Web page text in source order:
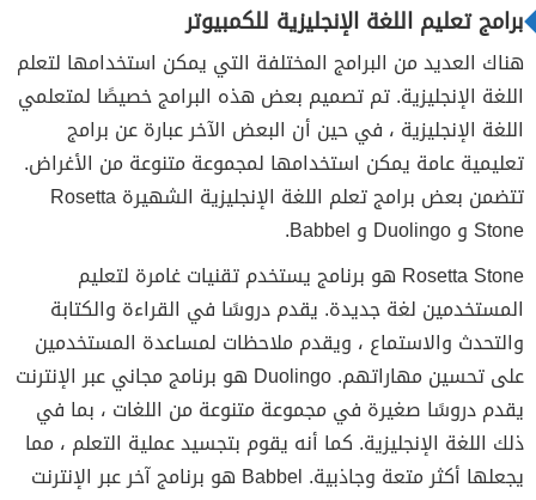
برامج تعليم اللغة الإنجليزية للكمبيوتر
هناك العديد من البرامج المختلفة التي يمكن استخدامها لتعلم
اللغة الإنجليزية. تم تصميم بعض هذه البرامج خصيصًا لمتعلمي
اللغة الإنجليزية ، في حين أن البعض الآخر عبارة عن برامج
تعليمية عامة يمكن استخدامها لمجموعة متنوعة من الأغراض.
تتضمن بعض برامج تعلم اللغة الإنجليزية الشهيرة Rosetta
Stone و Duolingo و Babbel.
Rosetta Stone هو برنامج يستخدم تقنيات غامرة لتعليم
المستخدمين لغة جديدة. يقدم دروسًا في القراءة والكتابة
والتحدث والاستماع ، ويقدم ملاحظات لمساعدة المستخدمين
على تحسين مهاراتهم. Duolingo هو برنامج مجاني عبر الإنترنت
يقدم دروسًا صغيرة في مجموعة متنوعة من اللغات ، بما في
ذلك اللغة الإنجليزية. كما أنه يقوم بتجسيد عملية التعلم ، مما
يجعلها أكثر متعة وجاذبية. Babbel هو برنامج آخر عبر الإنترنت